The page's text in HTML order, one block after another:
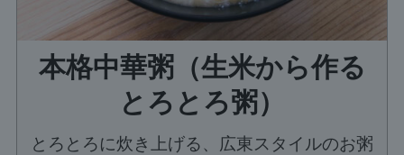
本格中華粥（生米から作る
とろとろ粥）
とろとろに炊き上げる、広東スタイルのお粥